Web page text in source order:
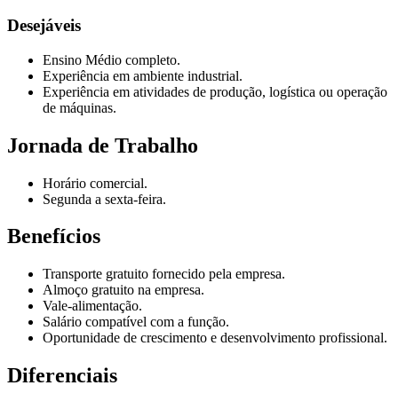
Desejáveis
Ensino Médio completo.
Experiência em ambiente industrial.
Experiência em atividades de produção, logística ou operação
de máquinas.
Jornada de Trabalho
Horário comercial.
Segunda a sexta-feira.
Benefícios
Transporte gratuito fornecido pela empresa.
Almoço gratuito na empresa.
Vale-alimentação.
Salário compatível com a função.
Oportunidade de crescimento e desenvolvimento profissional.
Diferenciais